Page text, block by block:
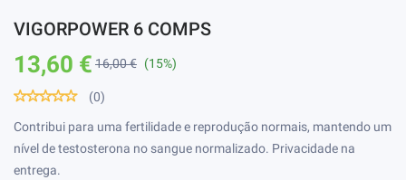
VIGORPOWER 6 COMPS
13,60 € 16,00 € (15%)
(0)
Contribui para uma fertilidade e reprodução normais, mantendo um
nível de testosterona no sangue normalizado. Privacidade na
entrega.